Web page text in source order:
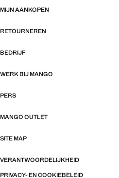
MIJN AANKOPEN
RETOURNEREN
BEDRIJF
WERK BIJ MANGO
PERS
MANGO OUTLET
SITE MAP
VERANTWOORDELIJKHEID
PRIVACY- EN COOKIEBELEID